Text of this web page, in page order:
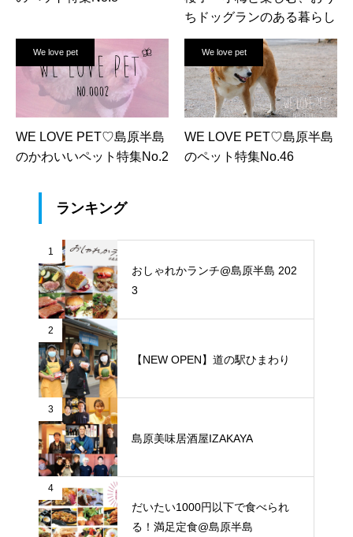
ちドッグランのある暮らし
We love pet
WE LOVE PET♡島原半島
のかわいいペット特集No.2
We love pet
WE LOVE PET♡島原半島
のペット特集No.46
ランキング
1
おしゃれかランチ@島原半島 202
3
2
【NEW OPEN】道の駅ひまわり
3
島原美味居酒屋IZAKAYA
4
だいたい1000円以下で食べられ
る！満足定食@島原半島